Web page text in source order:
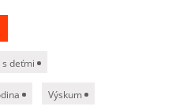
s deťmi
Výskum